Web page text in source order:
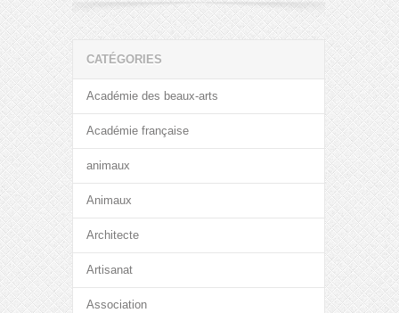
CATÉGORIES
Académie des beaux-arts
Académie française
animaux
Animaux
Architecte
Artisanat
Association